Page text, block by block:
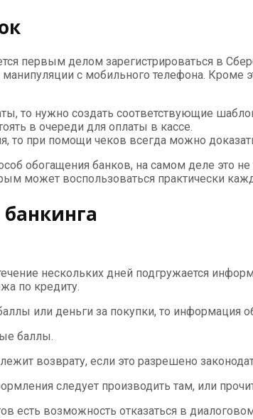
первым делом зарегистрироваться в
с мобильного телефона. Кроме
то нужно создать соответствующие
в очереди для оплаты в кассе.
то при помощи чеков всегда можно
обогащения банков, на самом деле это
может воспользоваться практически
нескольких дней подгружается
по кредиту.
или деньги за покупки, то информация
баллы.
возврату, если это разрешено
следует производить там, или
возможность отказаться в